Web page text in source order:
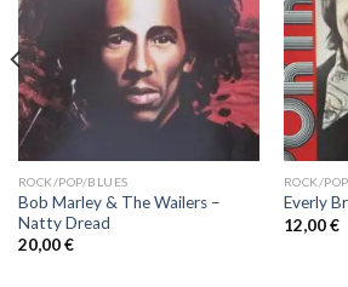
ROCK/POP/BLUES
Bob Marley & The Wailers ‎–
Natty Dread
20,00€
ROCK/
Everly
12,00€